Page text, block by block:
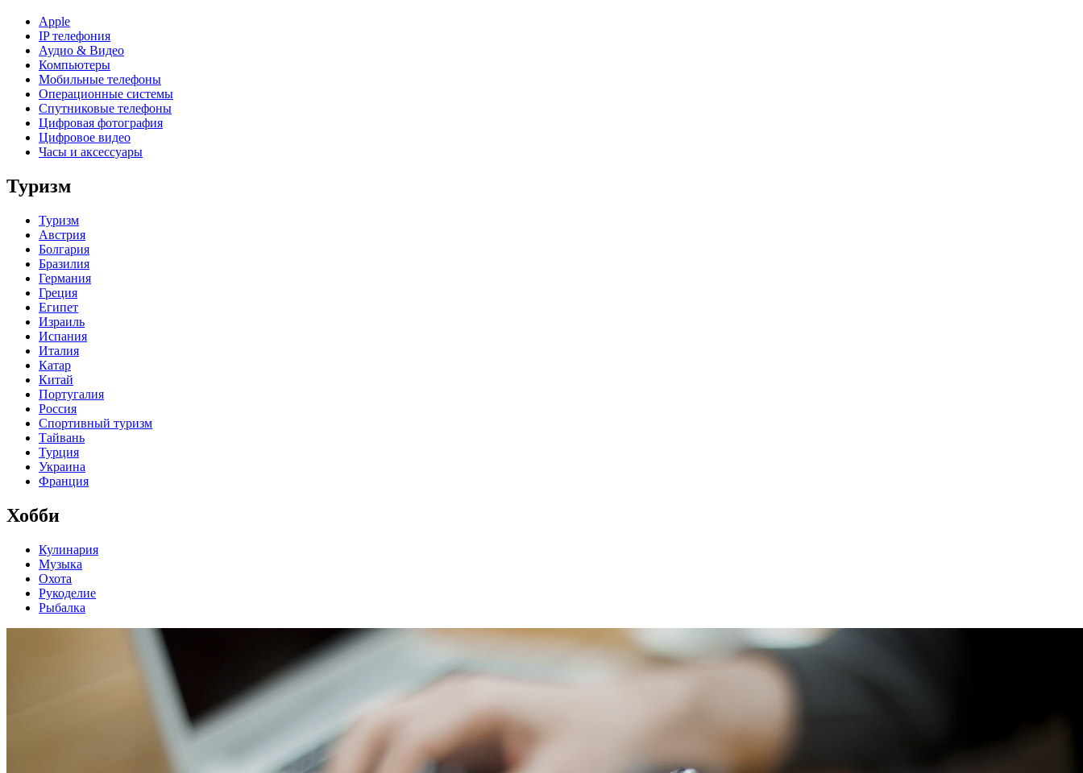
Apple
IP телефония
Аудио & Видео
Компьютеры
Мобильные телефоны
Операционные системы
Спутниковые телефоны
Цифровая фотография
Цифровое видео
Часы и аксессуары
Туризм
Туризм
Австрия
Болгария
Бразилия
Германия
Греция
Египет
Израиль
Испания
Италия
Катар
Китай
Португалия
Россия
Спортивный туризм
Тайвань
Турция
Украина
Франция
Хобби
Кулинария
Музыка
Охота
Рукоделие
Рыбалка